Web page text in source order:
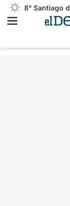
8° Santiago